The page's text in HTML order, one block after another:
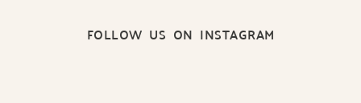
FOLLOW US ON INSTAGRAM